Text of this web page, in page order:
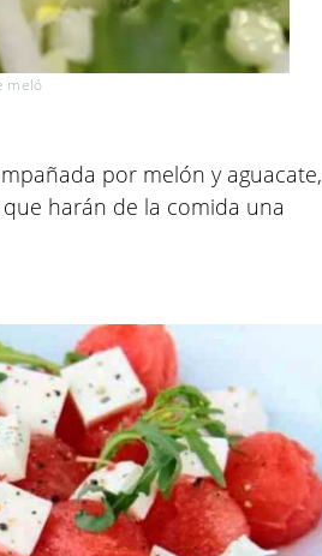
meló
por melón y aguacate,
harán de la comida una